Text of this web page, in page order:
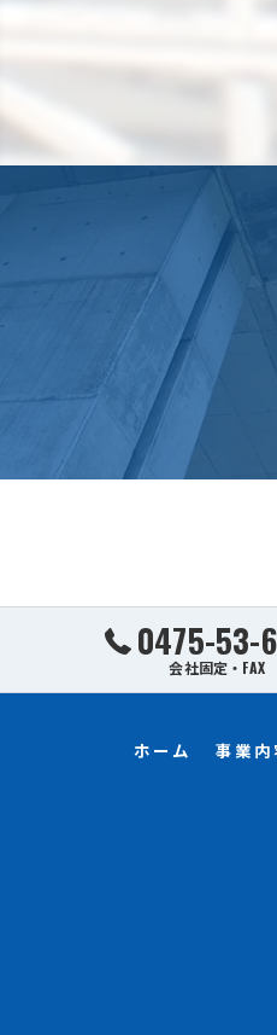
0475-53-
会社固定・FAX
ホーム 事業内